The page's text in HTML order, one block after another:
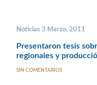
Noticias 3 Marzo, 2011
Presentaron tesis
regionales y
SIN COMENTARIOS